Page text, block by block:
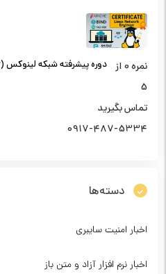
دوره پیشرفته شبکه لینوکس (Linux Network Engineer) نمره0 از
5
تماس بگیرید
0917-487-5334
دسته‌ها
اخبار امنیت سایبری
اخبار نرم افزار آزاد و متن باز